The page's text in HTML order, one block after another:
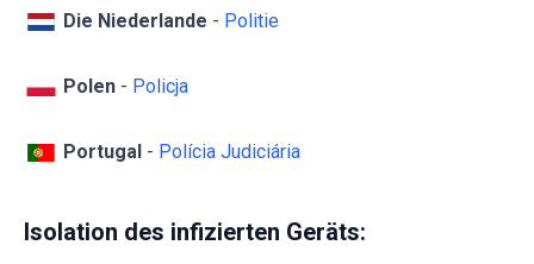
Die Niederlande - Politie
Polen - Policja
Portugal - Polícia Judiciária
Isolation des infizierten Geräts: